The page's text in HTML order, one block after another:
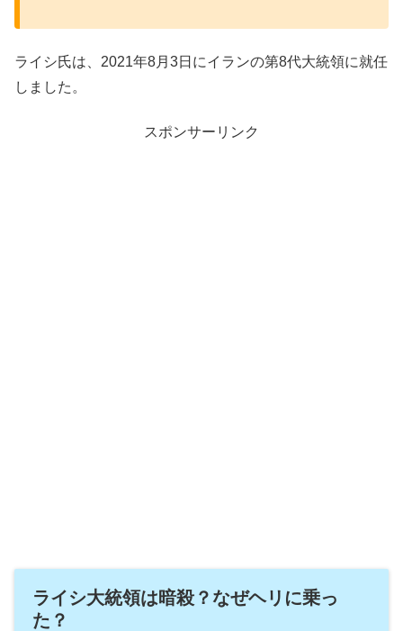
ライシ氏は、2021年8月3日にイランの第8代大統領に就任
しました。
スポンサーリンク
ライシ大統領は暗殺？なぜヘリに乗っ
た？